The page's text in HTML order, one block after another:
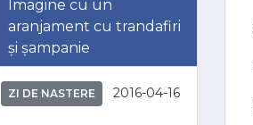
Imagine cu un
aranjament cu trandafiri
și șampanie
ZI DE NASTERE 2016-04-16